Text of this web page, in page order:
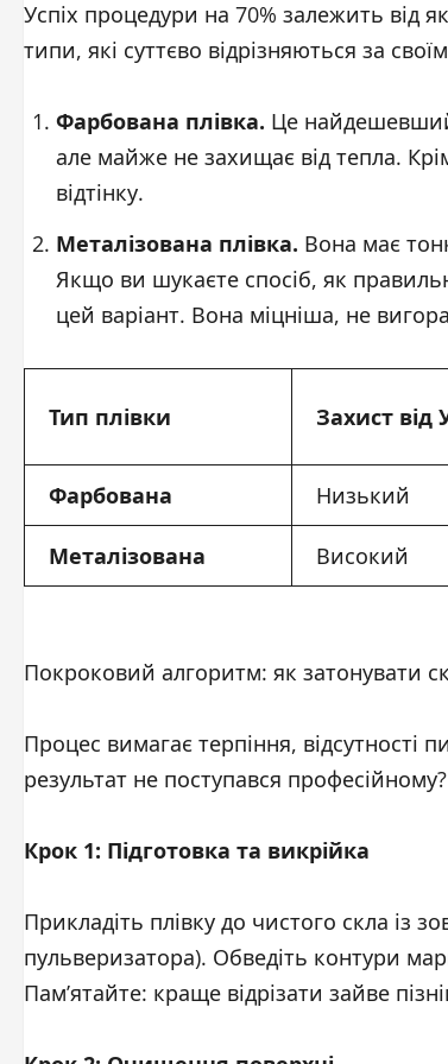
Успіх процедури на 70% залежить від
типи, які суттєво відрізняються за
Фарбована плівка. Це
але майже не захищає від тепла.
відтінку.
Металізована плівка. Вона має
Якщо ви шукаєте спосіб, як
цей варіант. Вона міцніша, не
Тип плівки Захист від
Фарбована Низький
Металізована Високий
Покроковий алгоритм: як затонувати
Процес вимагає терпіння, відсутності
результат не поступався
Крок 1: Підготовка та викрійка
Прикладіть плівку до чистого скла
пульверизатора). Обведіть контури
Пам’ятайте: краще відрізати зайве